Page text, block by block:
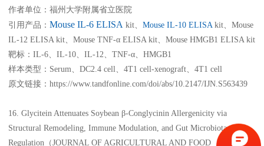
作者单位：福州大学附属省立医院
引用产品： Mouse IL-6 ELISA kit、Mouse IL-10 ELISA kit、Mouse
IL-12 ELISA kit、Mouse TNF-α ELISA kit、Mouse HMGB1 ELISA kit
靶标：IL-6、IL-10、IL-12、TNF-α、HMGB1
样本类型：Serum、DC2.4 cell、4T1 cell-xenograft、4T1 cell
原文链接：https://www.tandfonline.com/doi/abs/10.2147/IJN.S563439
16. Glycitein Attenuates Soybean β-Conglycinin Allergenicity via
Structural Remodeling, Immune Modulation, and Gut Microbiota
Regulation（JOURNAL OF AGRICULTURAL AND FOOD